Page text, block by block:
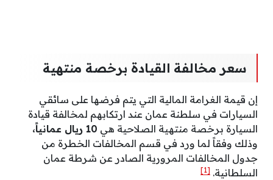
سعر مخالفة القيادة برخصة منتهية
إن قيمة الغرامة المالية التي يتم فرضها على سائقي
السيارات في سلطنة عمان عند ارتكابهم لمخالفة قيادة
السيارة برخصة منتهية الصلاحية هي 10 ريال عمانياً،
وذلك وفقاً لما ورد في قسم المخالفات الخطرة من
جدول المخالفات المرورية الصادر عن شرطة عمان
السلطانية. [1]